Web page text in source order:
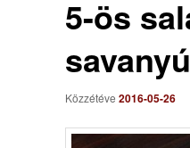
5-ös
Közzétéve 2016-05-26